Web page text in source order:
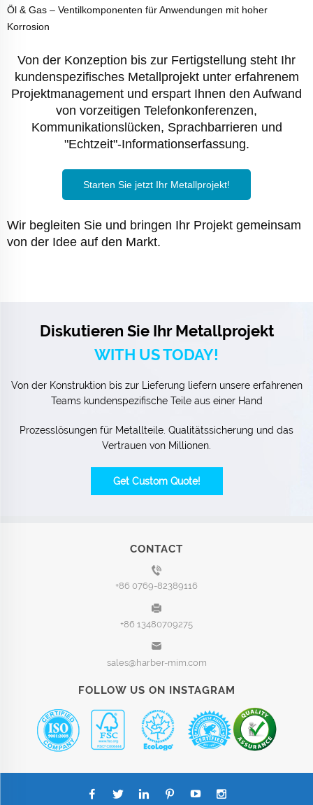
Öl & Gas – Ventilkomponenten für Anwendungen mit hoher
Korrosion
Von der Konzeption bis zur Fertigstellung steht Ihr
kundenspezifisches Metallprojekt unter erfahrenem
Projektmanagement und erspart Ihnen den Aufwand
von vorzeitigen Telefonkonferenzen,
Kommunikationslücken, Sprachbarrieren und
"Echtzeit"-Informationserfassung.
Starten Sie jetzt Ihr Metallprojekt!
Wir begleiten Sie und bringen Ihr Projekt gemeinsam
von der Idee auf den Markt.
Diskutieren Sie Ihr Metallprojekt
WITH US TODAY!
Von der Konstruktion bis zur Lieferung liefern unsere erfahrenen
Teams kundenspezifische Teile aus einer Hand
Prozesslösungen für Metallteile. Qualitätssicherung und das
Vertrauen von Millionen.
Get Custom Quote!
CONTACT
+86 0769-82389116
+86 13480709275
sales@harber-mim.com
FOLLOW US ON INSTAGRAM